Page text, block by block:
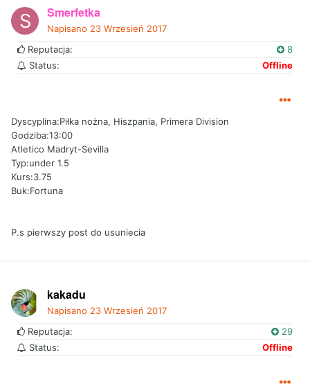
Smerfetka
Napisano 23 Wrzesień 2017
Reputacja:
8
Status:
Offline
Dyscyplina:Piłka nożna, Hiszpania, Primera Division
Godziba:13:00
Atletico Madryt-Sevilla
Typ:under 1.5
Kurs:3.75
Buk:Fortuna
P.s pierwszy post do usuniecia
kakadu
Napisano 23 Wrzesień 2017
Reputacja:
29
Status:
Offline